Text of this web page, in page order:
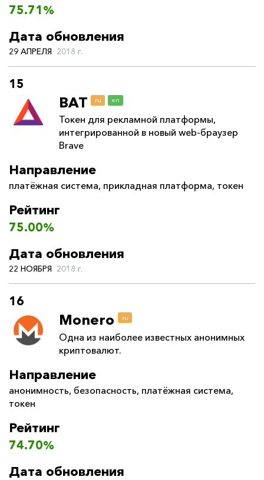
75.71%
Дата обновления
29 АПРЕЛЯ 2018 г.
15
BAT ru en
Токен для рекламной платформы,
интегрированной в новый web-браузер
Brave
Направление
платёжная система, прикладная платформа, токен
Рейтинг
75.00%
Дата обновления
22 НОЯБРЯ 2018 г.
16
Monero ru
Одна из наиболее известных анонимных
криптовалют.
Направление
анонимность, безопасность, платёжная система,
токен
Рейтинг
74.70%
Дата обновления